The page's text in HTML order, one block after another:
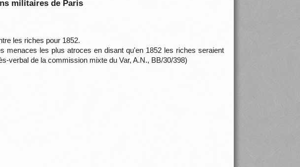
militaires de Paris
les riches pour 1852.
menaces les plus atroces en disant qu'en 1852 les riches seraient
verbal de la commission mixte du Var, A.N., BB/30/398)